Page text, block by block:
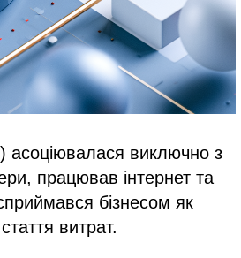
асоціювалася виключно з
працював інтернет та
бізнесом як
витрат.